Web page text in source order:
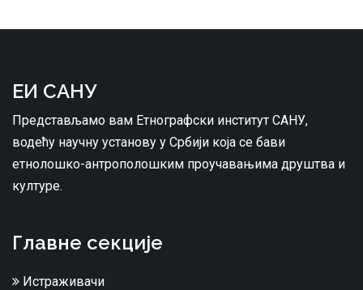
ЕИ САНУ
Представљамо вам Етнографски институт САНУ,
водећу научну установу у Србији која се бави
етнолошко-антрополошким проучавањима друштва и
културе.
Главне секције
Истраживачи